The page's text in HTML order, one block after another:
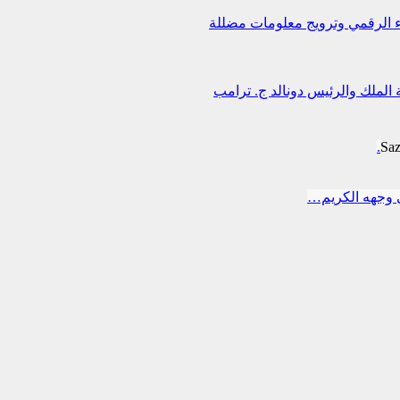
الرقمي وترويج معلومات مضللة
الملك والرئيس دونالد ج. ترامب
وجهه الكريم…